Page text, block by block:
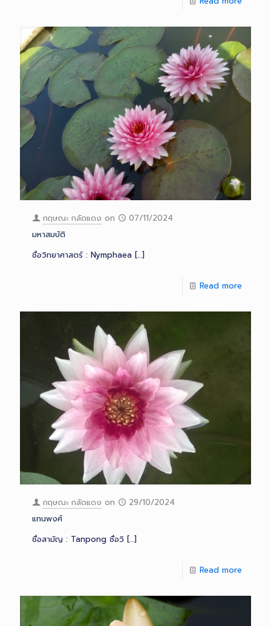
กฤษณะ กลัดแดง on
07/11/2024
มหาสมบัติ
ชื่อวิทยาศาสตร์ : Nymphaea […]
Read more
กฤษณะ กลัดแดง on
29/10/2024
แทนพงศ์
ชื่อสามัญ : Tanpong ชื่อวิ […]
Read more